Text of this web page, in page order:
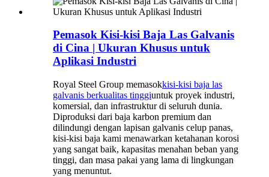
Pemasok Kisi-kisi Baja Las Galvanis
di Cina | Ukuran Khusus untuk
Aplikasi Industri
Royal Steel Group memasokkisi-kisi baja las
galvanis berkualitas tinggiuntuk proyek industri,
komersial, dan infrastruktur di seluruh dunia.
Diproduksi dari baja karbon premium dan
dilindungi dengan lapisan galvanis celup panas,
kisi-kisi baja kami menawarkan ketahanan korosi
yang sangat baik, kapasitas menahan beban yang
tinggi, dan masa pakai yang lama di lingkungan
yang menuntut.